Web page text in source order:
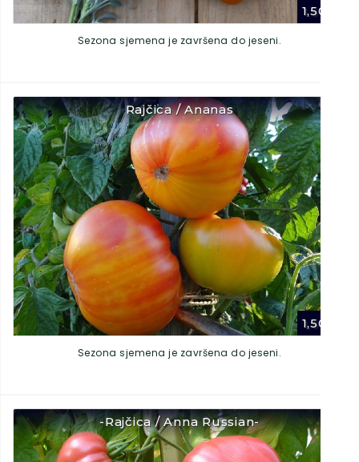
1,50
Sezona sjemena je završena do jeseni.
Rajčica / Ananas
1,50
Sezona sjemena je završena do jeseni.
-Rajčica / Anna Russian-